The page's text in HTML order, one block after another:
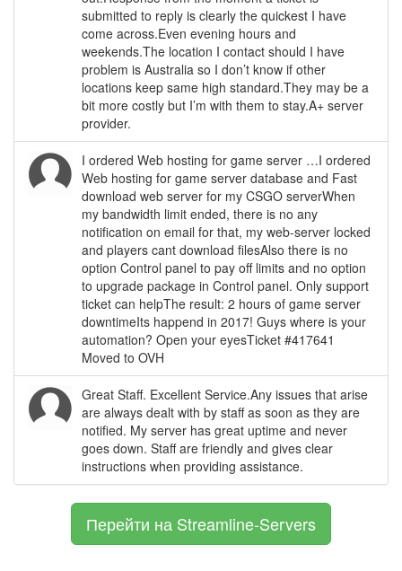
submitted to reply is clearly the quickest I have
come across.Even evening hours and
weekends.The location I contact should I have
problem is Australia so I don’t know if other
locations keep same high standard.They may be a
bit more costly but I’m with them to stay.A+ server
provider.
I ordered Web hosting for game server …I ordered
Web hosting for game server database and Fast
download web server for my CSGO serverWhen
my bandwidth limit ended, there is no any
notification on email for that, my web-server locked
and players cant download filesAlso there is no
option Control panel to pay off limits and no option
to upgrade package in Control panel. Only support
ticket can helpThe result: 2 hours of game server
downtimeIts happend in 2017! Guys where is your
automation? Open your eyesTicket #417641
Moved to OVH
Great Staff. Excellent Service.Any issues that arise
are always dealt with by staff as soon as they are
notified. My server has great uptime and never
goes down. Staff are friendly and gives clear
instructions when providing assistance.
Перейти на Streamline-Servers